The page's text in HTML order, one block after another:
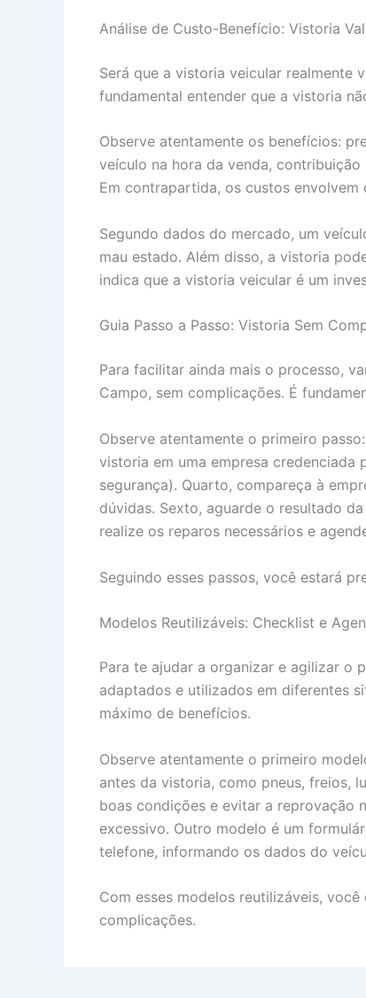
Análise de Custo-Benefício: Vistoria
Será que a vistoria veicular realmente
fundamental entender que a vistoria
Observe atentamente os benefícios:
veículo na hora da venda,
Em contrapartida, os custos
Segundo dados do mercado, um
mau estado. Além disso, a vistoria
indica que a vistoria veicular é um
Guia Passo a Passo: Vistoria Sem
Para facilitar ainda mais o processo,
Campo, sem complicações. É
Observe atentamente o primeiro
vistoria em uma empresa credenciada
segurança). Quarto, compareça à
dúvidas. Sexto, aguarde o resultado
realize os reparos necessários e
Seguindo esses passos, você estará
Modelos Reutilizáveis: Checklist e
Para te ajudar a organizar e agilizar o
adaptados e utilizados em diferentes
máximo de benefícios.
Observe atentamente o primeiro
antes da vistoria, como pneus, freios,
boas condições e evitar a reprovação
excessivo. Outro modelo é um
telefone, informando os dados do
Com esses modelos reutilizáveis,
complicações.